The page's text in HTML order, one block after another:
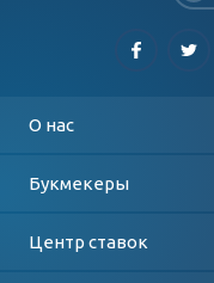
О нас
Контакты
О проекте
Букмекеры
Лучшие букмекеры
Центр ставок